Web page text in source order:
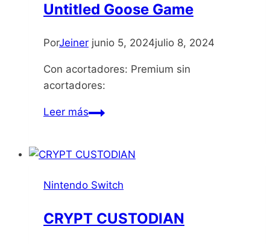
Untitled Goose Game
PorJeiner junio 5, 2024julio 8, 2024
Con acortadores: Premium sin
acortadores:
Leer másUntitled
Nintendo Switch
CRYPT CUSTODIAN